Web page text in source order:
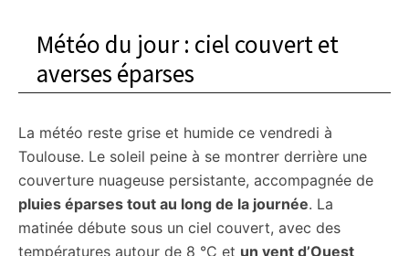
Météo du jour : ciel couvert et
averses éparses
La météo reste grise et humide ce vendredi à
Toulouse. Le soleil peine à se montrer derrière une
couverture nuageuse persistante, accompagnée de
pluies éparses tout au long de la journée. La
matinée débute sous un ciel couvert, avec des
températures autour de 8 °C et un vent d’Ouest